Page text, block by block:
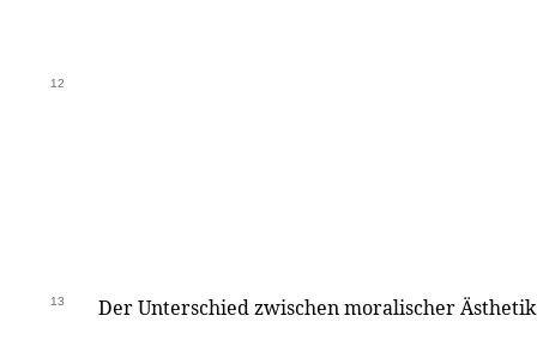
12
13 Der Unterschied zwischen moralischer